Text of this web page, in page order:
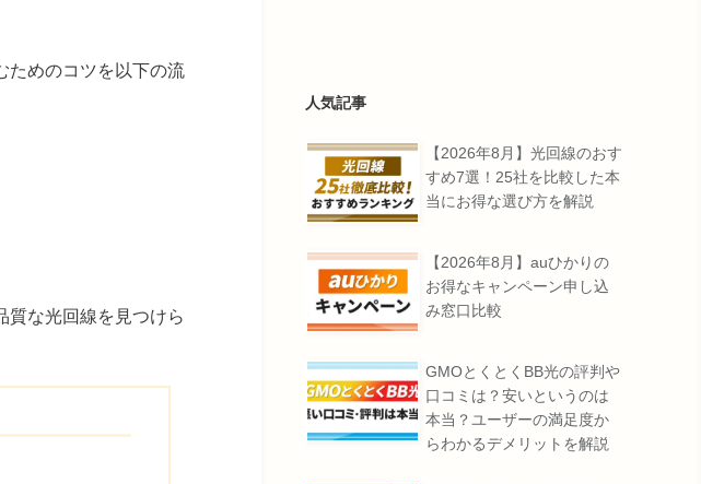
ためのコツを以下の流
質な光回線を見つけら
人気記事
【2026年8月】光回線のおす
すめ7選！25社を比較した本
当にお得な選び方を解説
【2026年8月】auひかりの
お得なキャンペーン申し込
み窓口比較
GMOとくとくBB光の評判や
口コミは？安いというのは
本当？ユーザーの満足度か
らわかるデメリットを解説